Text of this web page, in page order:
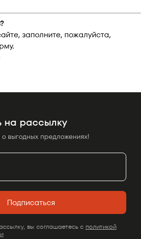
заполните, пожалуйста,
на рассылку
выгодных предложениях!
Подписаться
вы соглашаетесь с политикой